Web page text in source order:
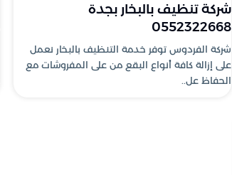
شركة تنظيف بالبخار بجدة
0552322668
شركة الفردوس توفر خدمة التنظيف بالبخار نعمل
على إزالة كافة أنواع البقع من على المفروشات مع
الحفاظ عل..